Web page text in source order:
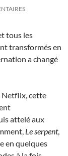
tous les
transformés en
a changé
Netflix, cette
attelé aux
Le serpent,
en quelques